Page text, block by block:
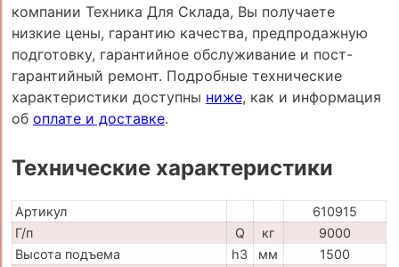
компании Техника Для Склада, Вы получаете
низкие цены, гарантию качества, предпродажную
подготовку, гарантийное обслуживание и пост-
гарантийный ремонт. Подробные технические
характеристики доступны ниже, как и информация
об оплате и доставке.
Технические характеристики
Артикул
610915
Г/п
Q кг
9000
Высота подъема
h3 мм
1500